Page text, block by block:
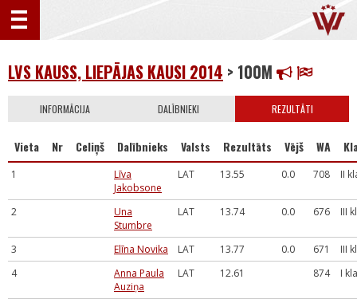
LVS KAUSS, LIEPĀJAS KAUSI 2014 > 100M
INFORMĀCIJA DALĪBNIEKI REZULTĀTI
Vieta Nr Celiņš Dalībnieks Valsts Rezultāts Vējš WA
1
Līva
Jakobsone
LAT 13.55 0.0 708 II
2
Una
Stumbre
LAT 13.74 0.0 676 III
3 Elīna Novika LAT 13.77 0.0 671
III
4
Anna Paula
Auziņa
LAT 12.61 874 I